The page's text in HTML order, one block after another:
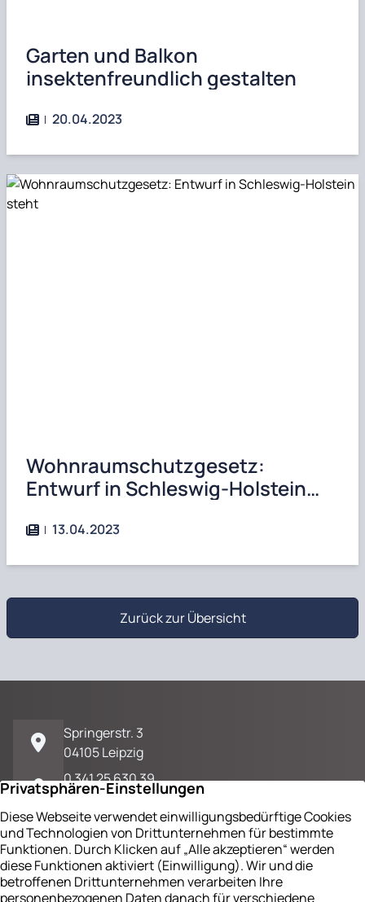
Garten und Balkon
insektenfreundlich gestalten
20.04.2023
Wohnraumschutzgesetz:
Entwurf in Schleswig-Holstein
13.04.2023
Zurück zur Übersicht
Springerstr. 3
04105 Leipzig
0 341 25 630 39
E-Mail / Kontakt
Impressum
Datenschutz